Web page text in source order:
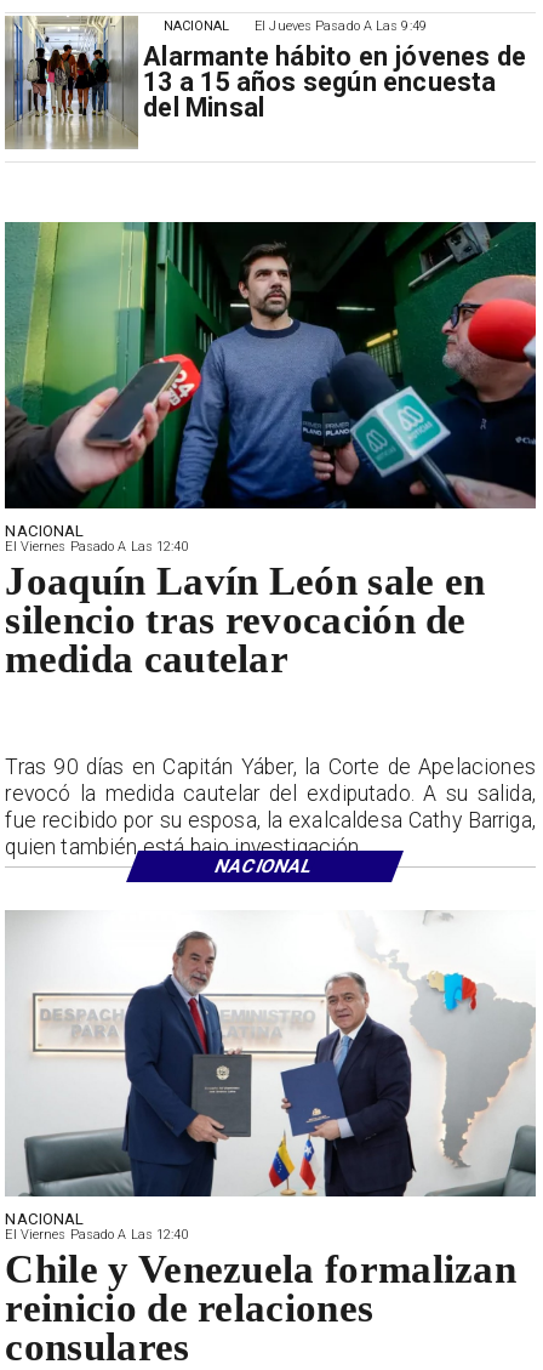
El Jueves Pasado A Las 9:49
Alarmante hábito en jóvenes de
13 a 15 años según encuesta
del Minsal
NACIONAL
NACIONAL
El Viernes Pasado A Las 12:40
Chile y Venezuela formalizan
reinicio de relaciones
consulares
NACIONAL
El Viernes Pasado A Las 12:40
Joaquín Lavín León sale en
silencio tras revocación de
medida cautelar
Tras 90 días en Capitán Yáber, la Corte de Apelaciones
revocó la medida cautelar del exdiputado. A su salida,
fue recibido por su esposa, la exalcaldesa Cathy Barriga,
quien también está bajo investigación.
NACIONAL